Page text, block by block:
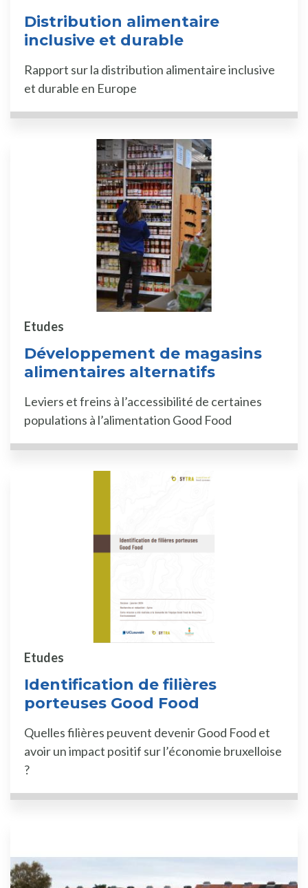
Distribution alimentaire
inclusive et durable
Rapport sur la distribution alimentaire inclusive
et durable en Europe
Développement de magasins
alimentaires alternatifs
Etudes
Leviers et freins à l’accessibilité de certaines
populations à l’alimentation Good Food
Identification de filières
porteuses Good Food
Etudes
Quelles filières peuvent devenir Good Food et
avoir un impact positif sur l’économie bruxelloise
?